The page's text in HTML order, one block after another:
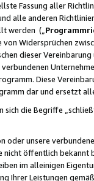
Fassung aller
alle anderen
werden („
Widersprüchen
dieser
Diese
dar und ersetzt
sich die Begriffe
oder unsere
öffentlich
im alleinigen
Ihrer Leistungen